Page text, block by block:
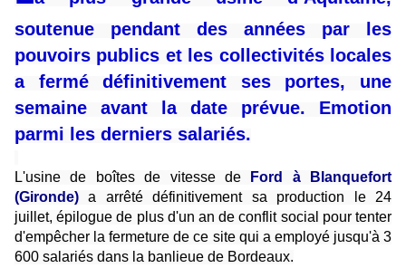
soutenue pendant des années par les
pouvoirs publics et les collectivités locales
a fermé définitivement ses portes, une
semaine avant la date prévue. Emotion
parmi les derniers salariés.
L'usine de boîtes de vitesse de
Ford à Blanquefort
(Gironde) a arrêté définitivement sa production le 24
juillet, épilogue de plus d'un an de conflit social pour tenter
d'empêcher la fermeture de ce site qui a employé jusqu'à 3
600 salariés dans la banlieue de Bordeaux.